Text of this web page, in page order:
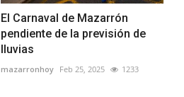
El Carnaval de Mazarrón
pendiente de la previsión de
lluvias
mazarronhoy Feb 25, 2025 1233